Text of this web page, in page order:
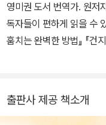
롭고 소외된 청소년’이라
일관 위트와 천진난만함
남편과 아들, 강아지 두
영미권 도서 번역가. 원저
독자들이 편하게 읽을 수
훔치는 완벽한 방법』 『건
출판사 제공 책소개